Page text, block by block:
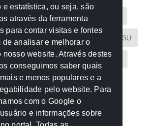
AGU AMM
CAU-MT CGU
Eventos MPC-MT MPE-MT
PF PGE-MT PGR
Sem categoria
TRE
e estatística, ou seja, são
através da ferramenta
para contar visitas e fontes
de analisar e melhorar o
nosso website. Através destes
conseguimos saber quais
e menos populares e a
pelo website. Para
com o Google o
e informações sobre